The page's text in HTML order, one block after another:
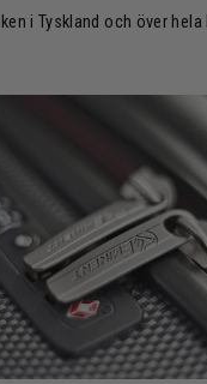
i Tyskland och över hela